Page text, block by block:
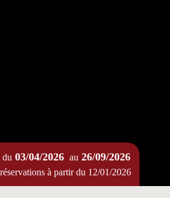
du 03/04/2026 au 26/09/2026
à partir du 12/01/2026